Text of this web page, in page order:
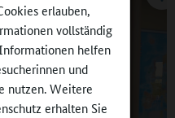
erlauben,
vollständig
helfen
und
nutzen. Weitere
erhalten Sie